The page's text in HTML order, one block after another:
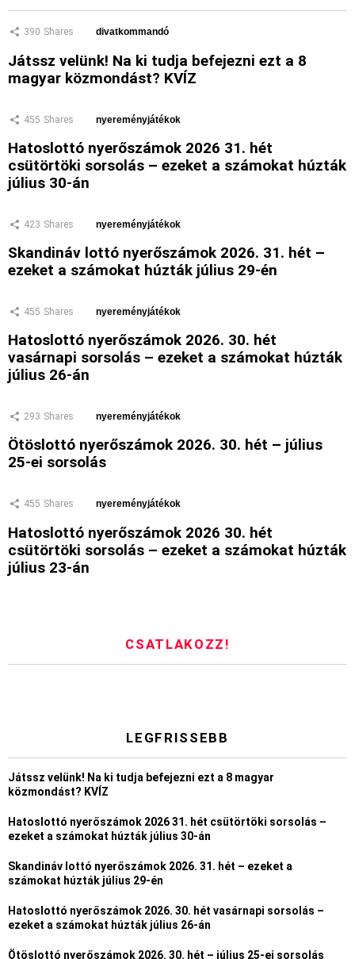
390 Shares divatkommandó
Játssz velünk! Na ki tudja befejezni ezt a 8
magyar közmondást? KVÍZ
455 Shares nyereményjátékok
Hatoslottó nyerőszámok 2026 31. hét
csütörtöki sorsolás – ezeket a számokat húzták
július 30-án
423 Shares nyereményjátékok
Skandináv lottó nyerőszámok 2026. 31. hét –
ezeket a számokat húzták július 29-én
455 Shares nyereményjátékok
Hatoslottó nyerőszámok 2026. 30. hét
vasárnapi sorsolás – ezeket a számokat húzták
július 26-án
293 Shares nyereményjátékok
Ötöslottó nyerőszámok 2026. 30. hét – július
25-ei sorsolás
455 Shares nyereményjátékok
Hatoslottó nyerőszámok 2026 30. hét
csütörtöki sorsolás – ezeket a számokat húzták
július 23-án
CSATLAKOZZ!
LEGFRISSEBB
Játssz velünk! Na ki tudja befejezni ezt a 8 magyar
közmondást? KVÍZ
Hatoslottó nyerőszámok 2026 31. hét csütörtöki sorsolás –
ezeket a számokat húzták július 30-án
Skandináv lottó nyerőszámok 2026. 31. hét – ezeket a
számokat húzták július 29-én
Hatoslottó nyerőszámok 2026. 30. hét vasárnapi sorsolás –
ezeket a számokat húzták július 26-án
Ötöslottó nyerőszámok 2026. 30. hét – július 25-ei sorsolás